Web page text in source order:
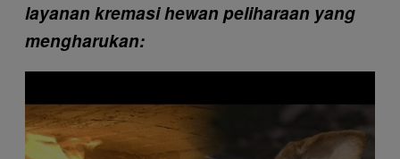
layanan kremasi hewan peliharaan yang
mengharukan:
a
y
v
i